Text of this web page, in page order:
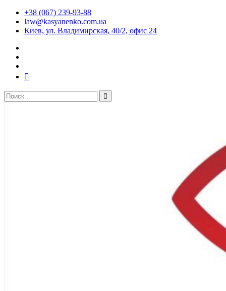
+38 (067) 239-93-88
law@kasyanenko.com.ua
Киев, ул. Владимирская, 40/2, офис 24